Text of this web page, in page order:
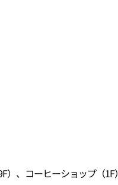
）、コーヒーショップ（1F）